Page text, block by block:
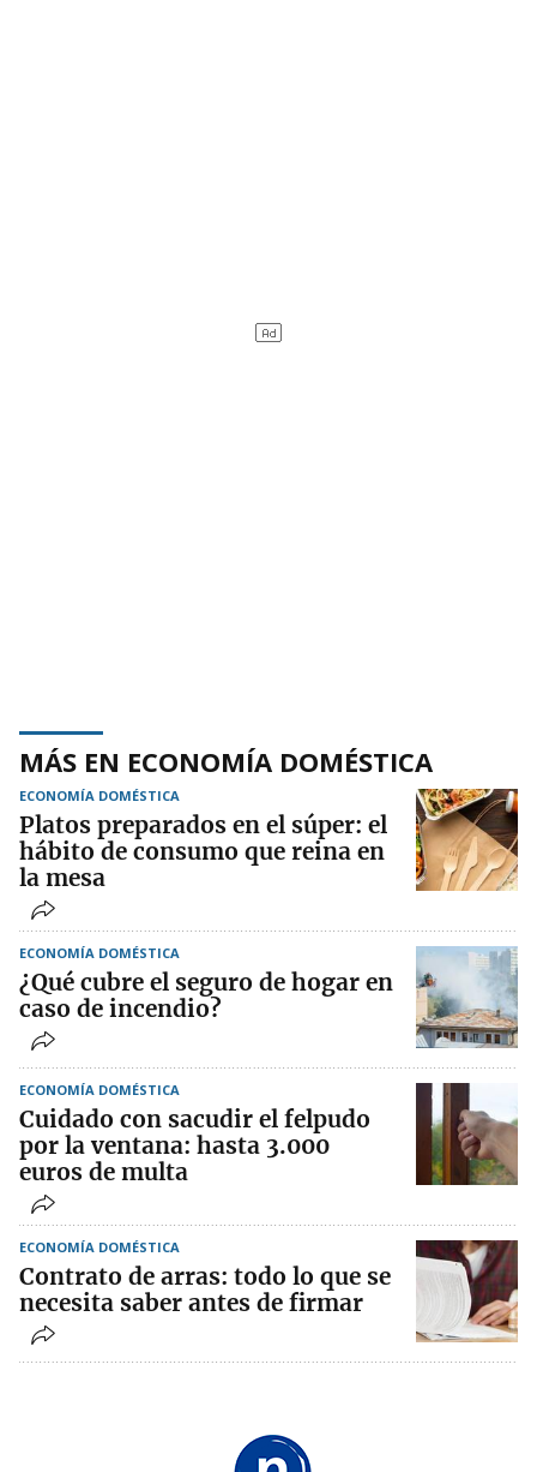
MÁS EN ECONOMÍA DOMÉSTICA
ECONOMÍA DOMÉSTICA
Platos preparados en el súper: el
hábito de consumo que reina en
la mesa
ECONOMÍA DOMÉSTICA
¿Qué cubre el seguro de hogar en
caso de incendio?
ECONOMÍA DOMÉSTICA
Cuidado con sacudir el felpudo
por la ventana: hasta 3.000
euros de multa
ECONOMÍA DOMÉSTICA
Contrato de arras: todo lo que se
necesita saber antes de firmar